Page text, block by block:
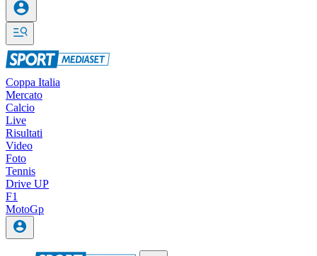
Coppa Italia
Mercato
Calcio
Live
Risultati
Video
Foto
Tennis
Drive UP
F1
MotoGp